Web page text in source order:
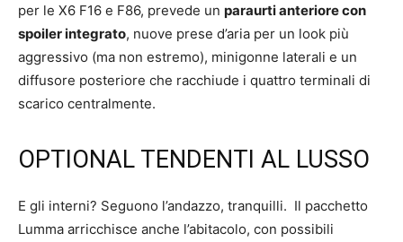
per le X6 F16 e F86, prevede un paraurti anteriore con
spoiler integrato, nuove prese d’aria per un look più
aggressivo (ma non estremo), minigonne laterali e un
diffusore posteriore che racchiude i quattro terminali di
scarico centralmente.
OPTIONAL TENDENTI AL LUSSO
E gli interni? Seguono l’andazzo, tranquilli. Il pacchetto
Lumma arricchisce anche l’abitacolo, con possibili